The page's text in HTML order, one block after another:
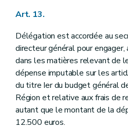
Art. 13.
Délégation est accordée au
directeur général pour
dans les matières relevant de
dépense imputable sur les
du titre Ier du budget général
Région et relative aux frais de
autant que le montant de la
12.500 euros.